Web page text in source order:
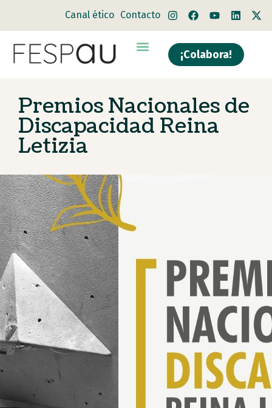
Canal ético Contacto
¡Colabora!
Premios Nacionales de
Discapacidad Reina
Letizia